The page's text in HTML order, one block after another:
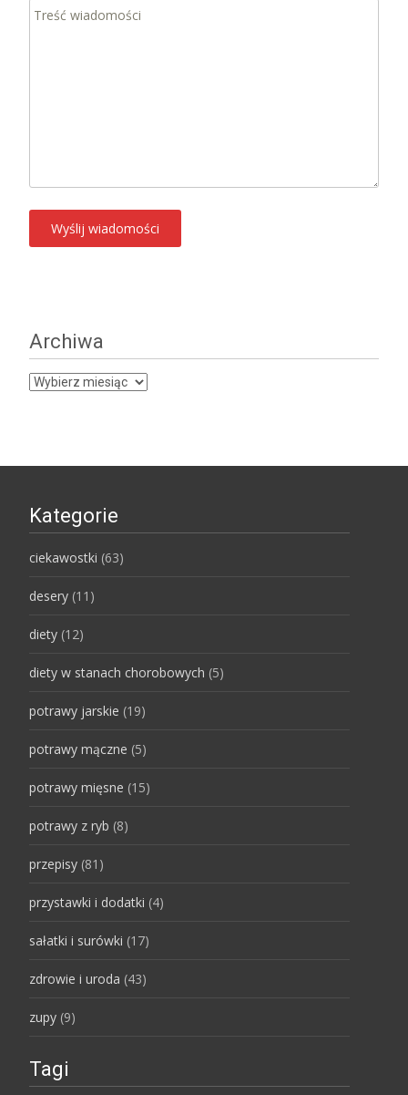
Archiwa
Archiwa
Kategorie
ciekawostki (63)
desery (11)
diety (12)
diety w stanach chorobowych (5)
potrawy jarskie (19)
potrawy mączne (5)
potrawy mięsne (15)
potrawy z ryb (8)
przepisy (81)
przystawki i dodatki (4)
sałatki i surówki (17)
zdrowie i uroda (43)
zupy (9)
Tagi